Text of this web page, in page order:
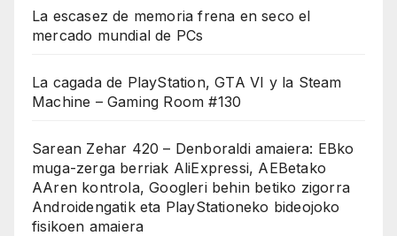
La escasez de memoria frena en seco el
mercado mundial de PCs
La cagada de PlayStation, GTA VI y la Steam
Machine – Gaming Room #130
Sarean Zehar 420 – Denboraldi amaiera: EBko
muga-zerga berriak AliExpressi, AEBetako
AAren kontrola, Googleri behin betiko zigorra
Androidengatik eta PlayStationeko bideojoko
fisikoen amaiera